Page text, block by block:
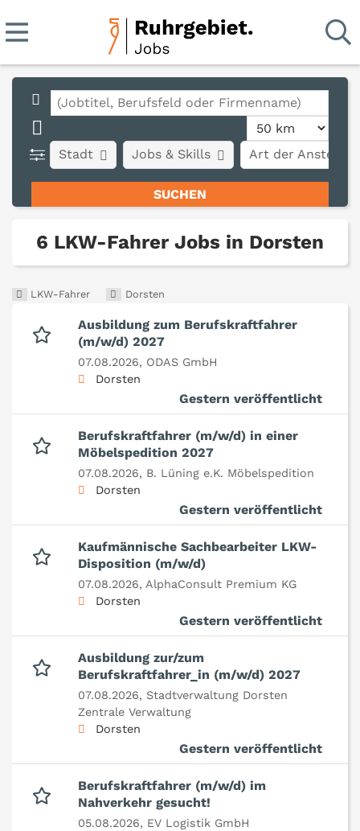
Stadt Art der
Jobs & Skills
6 LKW-Fahrer Jobs in Dorsten
LKW-Fahrer Dorsten
Ausbildung zum Berufskraftfahrer
(m/w/d) 2027
07.08.2026, ODAS GmbH
Dorsten
Gestern veröffentlicht
Berufskraftfahrer (m/w/d) in einer
Möbelspedition 2027
07.08.2026, B. Lüning e.K. Möbelspedition
Dorsten
Gestern veröffentlicht
Kaufmännische Sachbearbeiter LKW-
Disposition (m/w/d)
07.08.2026, AlphaConsult Premium KG
Dorsten
Gestern veröffentlicht
Ausbildung zur/zum
Berufskraftfahrer_in (m/w/d) 2027
07.08.2026, Stadtverwaltung Dorsten
Zentrale Verwaltung
Dorsten
Gestern veröffentlicht
Berufskraftfahrer (m/w/d) im
Nahverkehr gesucht!
05.08.2026, EV Logistik GmbH